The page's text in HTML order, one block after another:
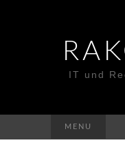
IT und
MENU